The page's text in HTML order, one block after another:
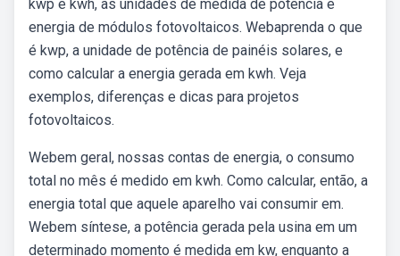
kwp e kwh, as unidades de medida de potência e
energia de módulos fotovoltaicos. Webaprenda o que
é kwp, a unidade de potência de painéis solares, e
como calcular a energia gerada em kwh. Veja
exemplos, diferenças e dicas para projetos
fotovoltaicos.
Webem geral, nossas contas de energia, o consumo
total no mês é medido em kwh. Como calcular, então, a
energia total que aquele aparelho vai consumir em.
Webem síntese, a potência gerada pela usina em um
determinado momento é medida em kw, enquanto a